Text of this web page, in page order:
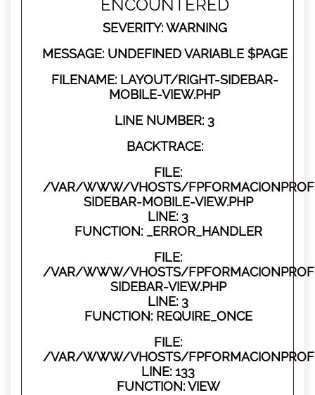
ENCOUNTERED
SEVERITY: WARNING
MESSAGE: UNDEFINED VARIABLE $PAGE
FILENAME: LAYOUT/RIGHT-SIDEBAR-
MOBILE-VIEW.PHP
LINE NUMBER: 3
BACKTRACE:
FILE:
/VAR/WWW/VHOSTS/
SIDEBAR-MOBILE-VIEW.PHP
LINE: 3
FUNCTION: _ERROR_HANDLER
FILE:
/VAR/WWW/VHOSTS/
SIDEBAR-VIEW.PHP
LINE: 3
FUNCTION: REQUIRE_ONCE
FILE:
/VAR/WWW/VHOSTS/
LINE: 133
FUNCTION: VIEW